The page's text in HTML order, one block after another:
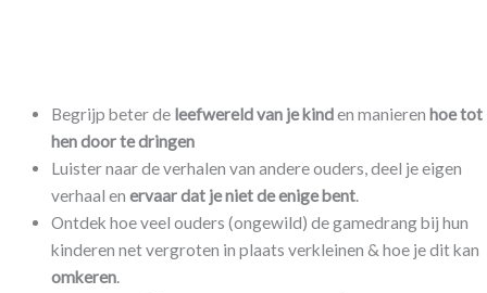
Begrijp beter de leefwereld van je kinden manieren hoe tot
hen door te dringen
Luister naar de verhalen van andere ouders, deel je eigen
verhaal en ervaar dat je niet de enige bent.
Ontdek hoe veel ouders (ongewild) de gamedrang bij hun
kinderen net vergroten in plaats verkleinen & hoe je dit kan
omkeren.